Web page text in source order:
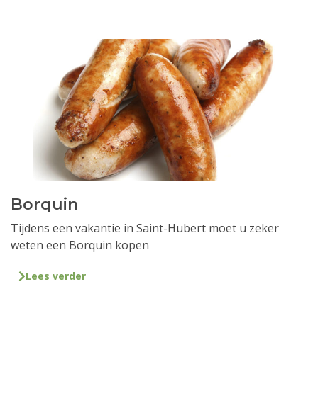
Borquin
Tijdens een vakantie in Saint-Hubert moet u zeker
weten een Borquin kopen
Lees verder